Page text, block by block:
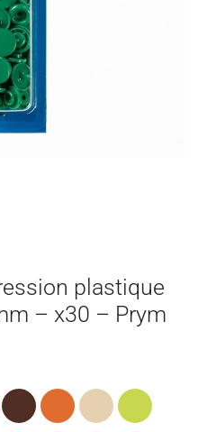
plastique
– x30 – Prym
MarronOrangeBeige
Vert
anis